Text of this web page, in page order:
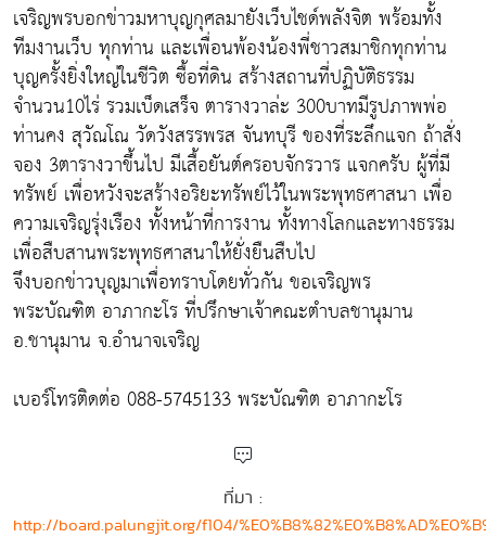
เจริญพรบอกข่าวมหาบุญกุศลมายังเว็บไชด์พลังจิต พร้อมทั้ง
ทีมงานเว็บ ทุกท่าน และเพื่อนพ้องน้องพี่ชาวสมาชิกทุกท่าน
บุญครั้งยิ่งใหญ่ในชีวิต ซื้อที่ดิน สร้างสถานที่ปฏิบัติธรรม
จำนวน10ไร่ รวมเบ็ดเสร็จ ตารางวาล่ะ 300บาทมีรูปภาพพ่อ
ท่านคง สุวัณโณ วัดวังสรรพรส จันทบุรี ของที่ระลึกแจก ถ้าสั่ง
จอง 3ตารางวาขึ้นไป มีเสื้อยันต์ครอบจักรวาร แจกครับ ผู้ที่มี
ทรัพย์ เพื่อหวังจะสร้างอริยะทรัพย์ไว้ในพระพุทธศาสนา เพื่อ
ความเจริญรุ่งเรือง ทั้งหน้าที่การงาน ทั้งทางโลกและทางธรรม
เพื่อสืบสานพระพุทธศาสนาให้ยั่งยืนสืบไป
จึงบอกข่าวบุญมาเพื่อทราบโดยทั่วกัน ขอเจริญพร
พระบัณฑิต อาภากะโร ที่ปรึกษาเจ้าคณะตำบลชานุมาน
อ.ชานุมาน จ.อำนาจเจริญ
เบอร์โทรติดต่อ 088-5745133 พระบัณฑิต อาภากะโร
ที่มา :
http://board.palungjit.org/f104/